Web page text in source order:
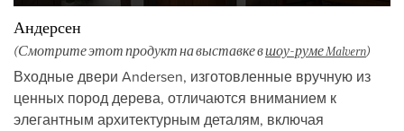
Андерсен
(Смотрите этот продукт на выставке вшоу-руме Malvern)
Входные двери Andersen, изготовленные вручную из
ценных пород дерева, отличаются вниманием к
элегантным архитектурным деталям, включая